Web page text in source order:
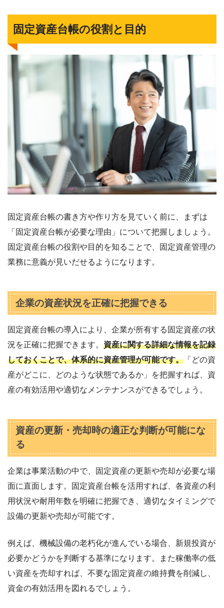
固定資産台帳の役割と目的
固定資産台帳の書き方や作り方を見ていく前に、まずは
「固定資産台帳が必要な理由」について把握しましょう。
固定資産台帳の役割や目的を知ることで、固定資産管理の
業務に意義が見いだせるようになります。
企業の資産状況を正確に把握できる
固定資産台帳の導入により、企業が所有する固定資産の状
況を正確に把握できます。 資産に関する詳細な情報を記録
しておくことで、体系的に資産管理が可能です。 「どの資
産がどこに、どのような状態であるか」を把握すれば、資
産の有効活用や適切なメンテナンスができるでしょう。
資産の更新・売却時の適正な判断が可能にな
る
企業は事業活動の中で、固定資産の更新や売却が必要な場
面に直面します。固定資産台帳を活用すれば、各資産の利
用状況や耐用年数を明確に把握でき、適切なタイミングで
設備の更新や売却が可能です。
例えば、機械設備の老朽化が進んでいる場合、新規投資が
必要かどうかを判断する基準になります。また稼働率の低
い資産を売却すれば、不要な固定資産の維持費を削減し、
資金の有効活用を図れるでしょう。